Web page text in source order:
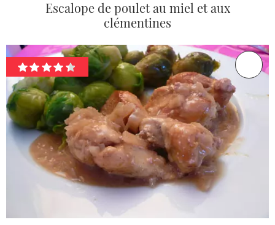
Escalope de poulet au miel et aux
clémentines